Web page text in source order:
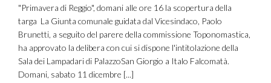
"Primavera di Reggio", domani alle ore 16 la scopertura della
targa La Giunta comunale guidata dal Vicesindaco, Paolo
Brunetti, a seguito del parere della commissione Toponomastica,
ha approvato la delibera con cui si dispone l'intitolazione della
Sala dei Lampadari di PalazzoSan Giorgio a Italo Falcomatà.
Domani, sabato 11 dicembre [...]